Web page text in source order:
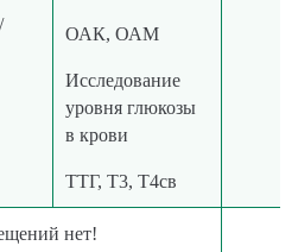
ОАК, ОАМ
Исследование
уровня глюкозы
в крови
ТТГ, Т3, Т4св
нет!